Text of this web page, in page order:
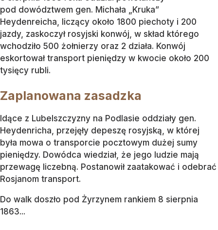
pod dowództwem gen. Michała „Kruka”
Heydenreicha, liczący około 1800 piechoty i 200
jazdy, zaskoczył rosyjski konwój, w skład którego
wchodziło 500 żołnierzy oraz 2 działa. Konwój
eskortował transport pieniędzy w kwocie około 200
tysięcy rubli.
Zaplanowana zasadzka
Idące z Lubelszczyzny na Podlasie oddziały gen.
Heydenricha, przejęły depeszę rosyjską, w której
była mowa o transporcie pocztowym dużej sumy
pieniędzy. Dowódca wiedział, że jego ludzie mają
przewagę liczebną. Postanowił zaatakować i odebrać
Rosjanom transport.
Do walk doszło pod Żyrzynem rankiem 8 sierpnia
1863...